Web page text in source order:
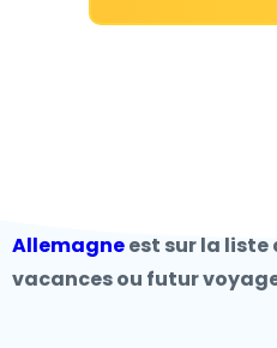
Allemagneest sur la liste
vacances ou futur